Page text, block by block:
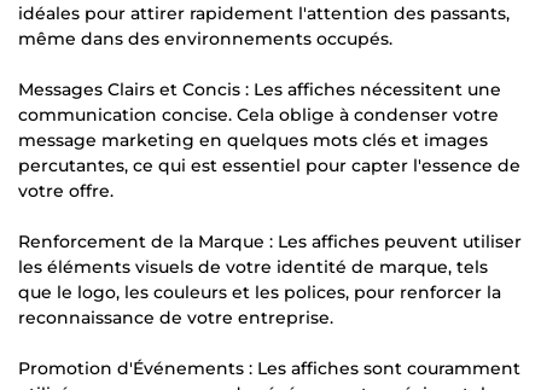
idéales pour attirer rapidement l'attention des passants,
même dans des environnements occupés.
Messages Clairs et Concis : Les affiches nécessitent une
communication concise. Cela oblige à condenser votre
message marketing en quelques mots clés et images
percutantes, ce qui est essentiel pour capter l'essence de
votre offre.
Renforcement de la Marque : Les affiches peuvent utiliser
les éléments visuels de votre identité de marque, tels
que le logo, les couleurs et les polices, pour renforcer la
reconnaissance de votre entreprise.
Promotion d'Événements : Les affiches sont couramment